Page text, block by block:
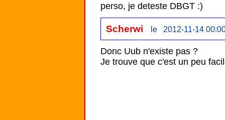
perso, je deteste DBGT :)
Scherwi le 2012-11-14
Donc Uub n'existe pas ?
Je trouve que c'est un peu